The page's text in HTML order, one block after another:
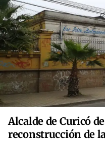
Alcalde de Curicó
reconstrucción de